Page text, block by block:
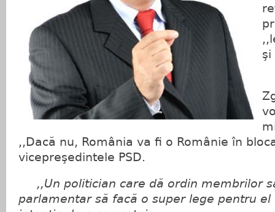
şi
,,Dacă nu, România va fi o Românie în
vicepreşedintele PSD.
,,Un politician care dă ordin membrilor
parlamentar să facă o super lege pentru